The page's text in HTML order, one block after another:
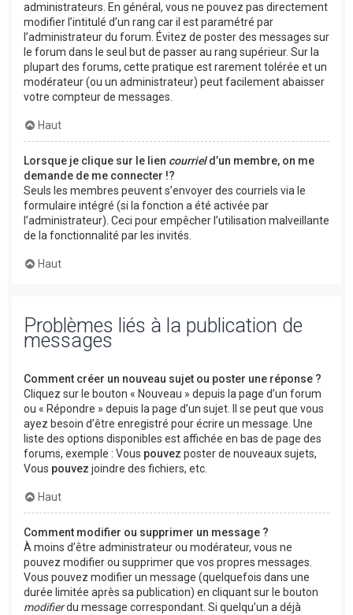
administrateurs. En général, vous ne pouvez pas directement
modifier l’intitulé d’un rang car il est paramétré par
l’administrateur du forum. Évitez de poster des messages sur
le forum dans le seul but de passer au rang supérieur. Sur la
plupart des forums, cette pratique est rarement tolérée et un
modérateur (ou un administrateur) peut facilement abaisser
votre compteur de messages.
Haut
Lorsque je clique sur le lien courrield’un membre, on me
demande de me connecter !?
Seuls les membres peuvent s’envoyer des courriels via le
formulaire intégré (si la fonction a été activée par
l’administrateur). Ceci pour empêcher l’utilisation malveillante
de la fonctionnalité par les invités.
Haut
Problèmes liés à la publication de
messages
Comment créer un nouveau sujet ou poster une réponse ?
Cliquez sur le bouton « Nouveau » depuis la page d’un forum
ou « Répondre » depuis la page d’un sujet. Il se peut que vous
ayez besoin d’être enregistré pour écrire un message. Une
liste des options disponibles est affichée en bas de page des
forums, exemple : Vous pouvez poster de nouveaux sujets,
Vous pouvez joindre des fichiers, etc.
Haut
Comment modifier ou supprimer un message ?
À moins d’être administrateur ou modérateur, vous ne
pouvez modifier ou supprimer que vos propres messages.
Vous pouvez modifier un message (quelquefois dans une
durée limitée après sa publication) en cliquant sur le bouton
modifierdu message correspondant. Si quelqu’un a déjà